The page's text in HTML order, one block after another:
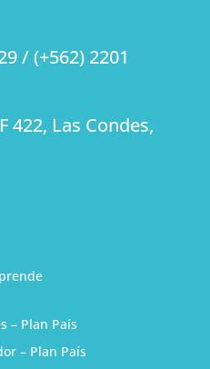
/ (+562) 2201
422, Las Condes,
– Plan País
– Plan País